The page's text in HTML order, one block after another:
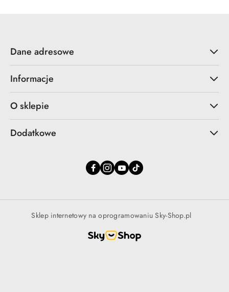
Dane adresowe
Informacje
O sklepie
Dodatkowe
Sklep internetowy na oprogramowaniu Sky-Shop.pl